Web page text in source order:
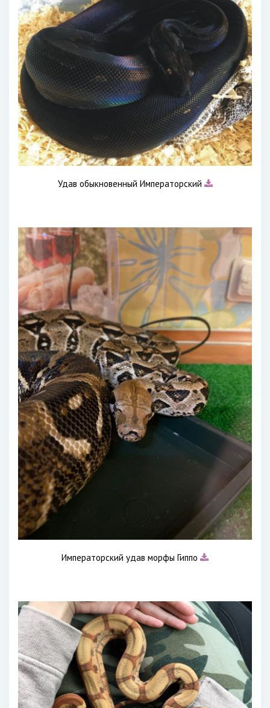
Удав обыкновенный Императорский
Императорский удав морфы Гиппо